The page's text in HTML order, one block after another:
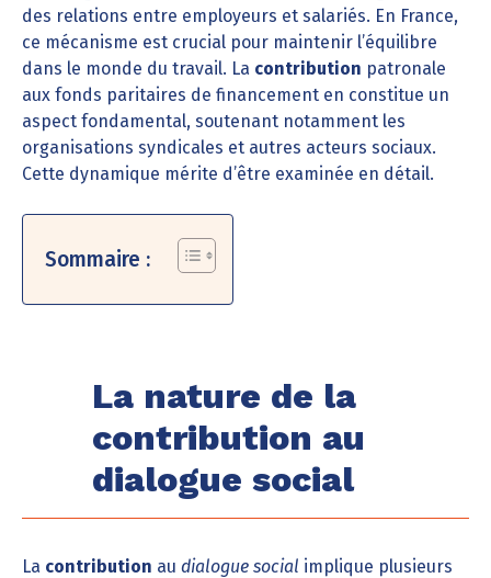
des relations entre employeurs et salariés. En France,
ce mécanisme est crucial pour maintenir l’équilibre
dans le monde du travail. La contribution patronale
aux fonds paritaires de financement en constitue un
aspect fondamental, soutenant notamment les
organisations syndicales et autres acteurs sociaux.
Cette dynamique mérite d’être examinée en détail.
Sommaire :
La nature de la
contribution au
dialogue social
La contribution au dialogue social implique plusieurs